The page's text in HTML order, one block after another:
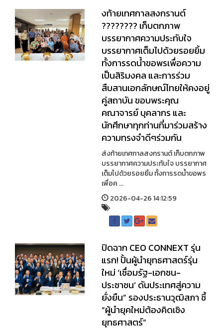
งท้ายเทศกาลสงกรานต์
???????? เก็บตกภาพ
บรรยากาศความประทับใจ
บรรยากาศเต็มไปด้วยรอยยิ้ม
ทั้งการรดน้ำขอพรเพื่อความ
เป็นสิริมงคล และการร่วม
สืบสานเอกลักษณ์ไทยให้คงอยู่
คู่สถาบัน ขอบพระคุณ
คณาจารย์ บุคลากร และ
นักศึกษาทุกท่านที่มาร่วมสร้าง
ความทรงจำดีๆร่วมกัน
ส่งท้ายเทศกาลสงกรานต์ เก็บตกภาพ
บรรยากาศความประทับใจ บรรยากาศ
เต็มไปด้วยรอยยิ้ม ทั้งการรดน้ำขอพร
เพื่อค ...
2026-04-26 14:12:59
ปิดฉาก CEO CONNEXT รุ่น
แรก! ปั้นผู้นำยุทธศาสตร์รุ่น
ใหม่ ‘เชื่อมรัฐ-เอกชน-
ประชาชน’ ดันประเทศสู่ความ
ยั่งยืน” รองประธานวุฒิสภา ชี้
“ผู้นำยุคใหม่ต้องคิดเชิง
ยุทธศาสตร์”